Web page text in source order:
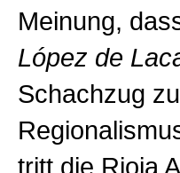
Meinung,
López de
Schachzug
tritt die Rioja